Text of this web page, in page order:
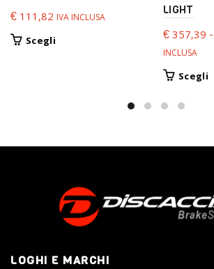
€111,82 IVA INCLUSA
ScegliQuesto
possono
nella
pagina
del
LIGHT
€357,39 -
INCLUSA
Scegli
LOGHI E MARCHI